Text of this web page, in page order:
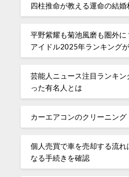
四柱推命が教える運命の結婚
平野紫耀も菊池風磨も圏外
アイドル2025年ランキング
芸能人ニュース注目ランキ
った有名人とは
カーエアコンのクリーニング
個人売買で車を売却する流れ
なる手続きを確認